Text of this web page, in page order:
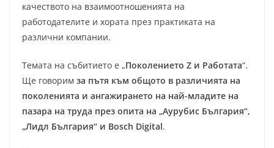
качеството на взаимоотношенията на
работодателите и хората през практиката на
различни компании.
Темата на събитието е „Поколението Z и Работата“.
Ще говорим за пътя към общото в различията на
поколенията и ангажирането на най-младите на
пазара на труда през опита на „Аурубис България“,
„Лидл България“ и Bosch Digital.